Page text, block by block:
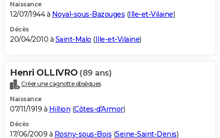
Naissance
12/07/1944 à Noyal-sous-Bazouges (Ille-et-Vilaine)
Décès
20/04/2010 à Saint-Malo (Ille-et-Vilaine)
Henri OLLIVRO (89 ans)
Créer une cagnotte obsèques
Naissance
07/11/1919 à Hillion (Côtes-d'Armor)
Décès
17/06/2009 à Rosny-sous-Bois (Seine-Saint-Denis)